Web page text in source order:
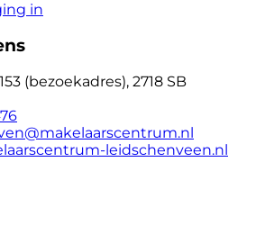
in
(bezoekadres), 2718 SB
leidschenveen.nl